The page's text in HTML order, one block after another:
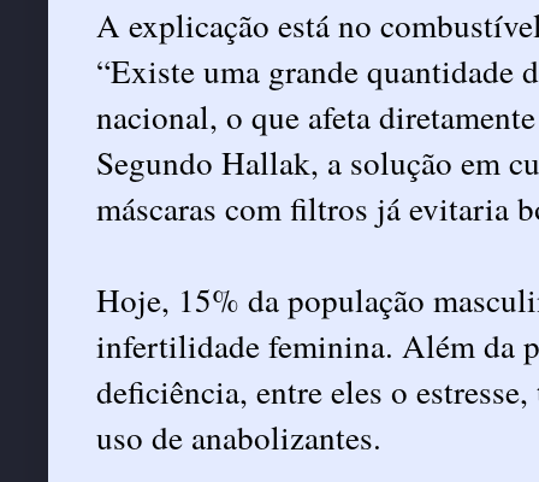
A explicação está no
“Existe uma grande quantidade
nacional, o que afeta
Segundo Hallak, a solução em
máscaras com filtros já evitaria
Hoje, 15% da população
infertilidade feminina. Além da
deficiência, entre eles o
uso de anabolizantes.